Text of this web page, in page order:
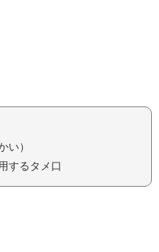
）
するタメ口